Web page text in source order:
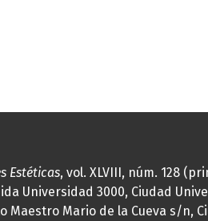
Estéticas, vol. XLVIII, núm. 128
Universidad 3000, Ciudad
Mario de la Cueva s/n,